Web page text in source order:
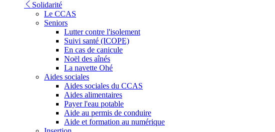
Solidarité
Le CCAS
Seniors
Lutter contre l'isolement
Suivi santé (ICOPE)
En cas de canicule
Noël des aînés
La navette Ohé
Aides sociales
Aides sociales du CCAS
Aides alimentaires
Payer l'eau potable
Aide au permis de conduire
Aide et formation au numérique